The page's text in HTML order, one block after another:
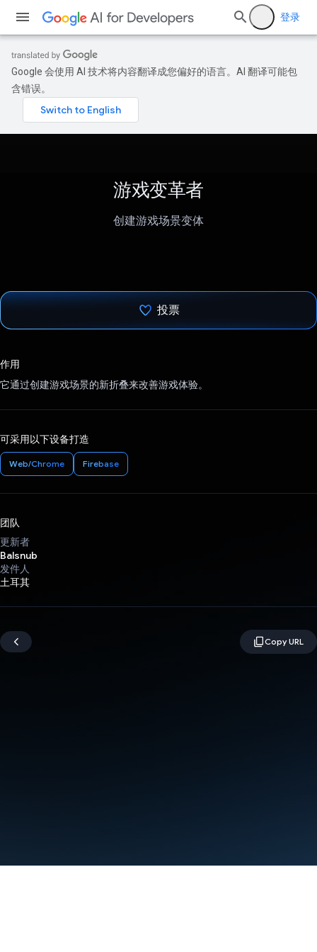
登录
Google 会使用 AI 技术将内容翻译成您偏好的语言。AI 翻译可能包
含错误。
游戏变革者
创建游戏场景变体
投票
作用
它通过创建游戏场景的新折叠来改善游戏体验。
可采用以下设备打造
Web/Chrome Firebase
团队
更新者
Balsnub
发件人
土耳其